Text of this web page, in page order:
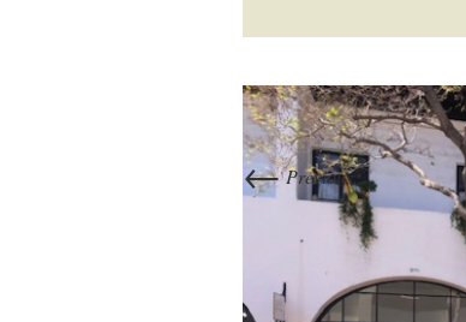
←Previous